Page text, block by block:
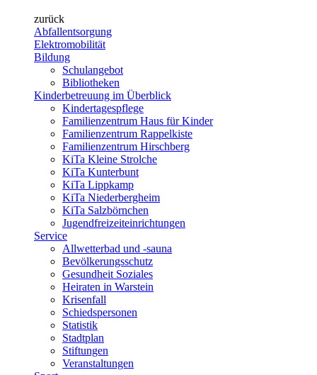
zurück
Abfallentsorgung
Elektromobilität
Bildung
Schulangebot
Bibliotheken
Kinderbetreuung im Überblick
Kindertagespflege
Familienzentrum Haus für Kinder
Familienzentrum Rappelkiste
Familienzentrum Hirschberg
KiTa Kleine Strolche
KiTa Kunterbunt
KiTa Lippkamp
KiTa Niederbergheim
KiTa Salzbörnchen
Jugendfreizeiteinrichtungen
Service
Allwetterbad und -sauna
Bevölkerungsschutz
Gesundheit Soziales
Heiraten in Warstein
Krisenfall
Schiedspersonen
Statistik
Stadtplan
Stiftungen
Veranstaltungen